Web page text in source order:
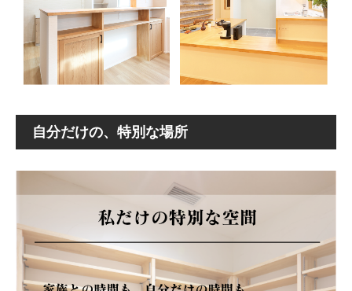
自分だけの、特別な場所